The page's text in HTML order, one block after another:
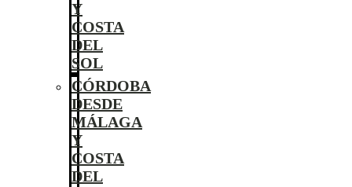
Y
COSTA
DEL
SOL
CÓRDOBA
DESDE
MÁLAGA
Y
COSTA
DEL